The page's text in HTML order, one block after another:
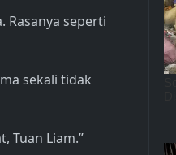
seperti
sekali tidak
Tuan Liam.”